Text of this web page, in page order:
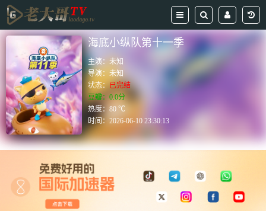
海底小纵队第十一季
主演：未知
导演：未知
状态： 已完结
豆瓣：0.0分
热度：80 ℃
时间：2026-06-10 23:30:13